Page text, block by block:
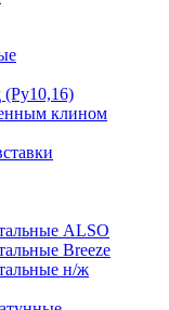
(Ру10,16)
клином
ALSO
Breeze
н/ж